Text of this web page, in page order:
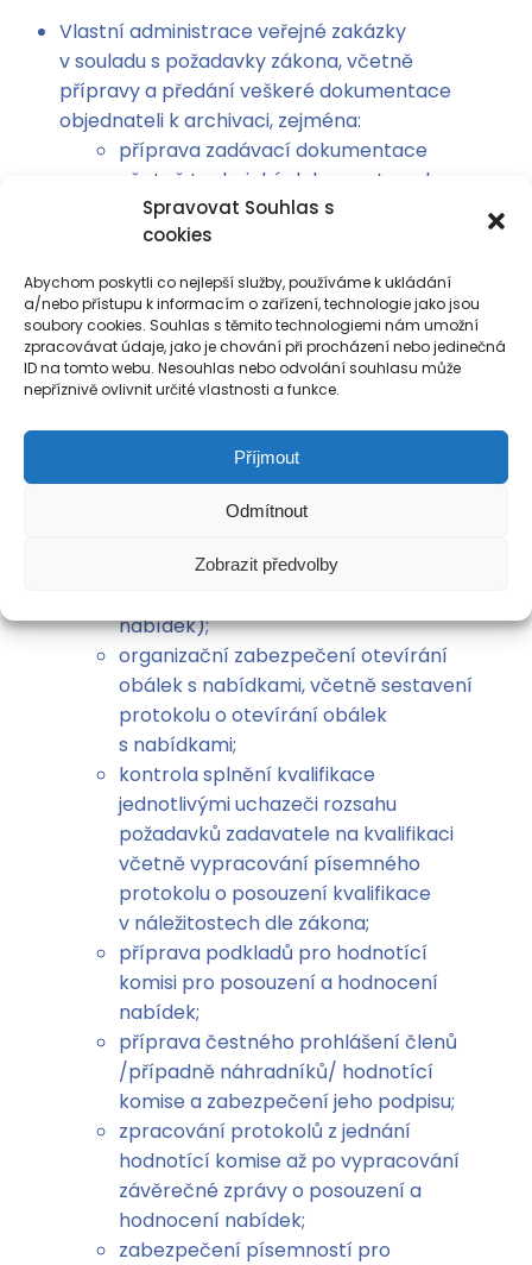
Spravovat Souhlas s
cookies
Abychom poskytli co nejlepší služby, používáme k ukládání
a/nebo přístupu k informacím o zařízení, technologie jako jsou
soubory cookies. Souhlas s těmito technologiemi nám umožní
zpracovávat údaje, jako je chování při procházení nebo jedinečná
ID na tomto webu. Nesouhlas nebo odvolání souhlasu může
nepříznivě ovlivnit určité vlastnosti a funkce.
Příjmout
Odmítnout
Zobrazit předvolby
Vlastní administrace veřejné zakázky
v souladu s požadavky zákona, včetně
přípravy a předání veškeré dokumentace
objednateli k archivaci, zejména:
příprava zadávací dokumentace
včetně technické dokumentace ke
zveřejnění na profilu zadavatele
objednatele nebo jiném objednatelem
určeném místě;
zpracování dodatečných informací
k zadávacím podmínkám a jejich
rozeslání dodavatelům, kteří požádali
o zadávací dokumentaci nebo kterým
zabezpečení celého průběhu
přijímání obálek s nabídkami,
nabídky, včetně pořízení potřebných
nabídek);
organizační zabezpečení otevírání
obálek s nabídkami, včetně sestavení
protokolu o otevírání obálek
s nabídkami;
kontrola splnění kvalifikace
jednotlivými uchazeči rozsahu
požadavků zadavatele na kvalifikaci
včetně vypracování písemného
protokolu o posouzení kvalifikace
v náležitostech dle zákona;
příprava podkladů pro hodnotící
komisi pro posouzení a hodnocení
nabídek;
příprava čestného prohlášení členů
/případně náhradníků/ hodnotící
komise a zabezpečení jeho podpisu;
zpracování protokolů z jednání
hodnotící komise až po vypracování
závěrečné zprávy o posouzení a
hodnocení nabídek;
zabezpečení písemností pro